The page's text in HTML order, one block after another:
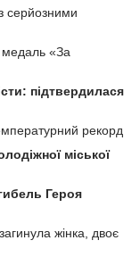
серйозними
медаль «За
підтвердилася
рекорд
міської
Героя
жінка, двоє